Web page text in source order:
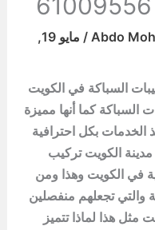
Abdo
/
مايو 19,
السباكة في الكويت
السباكة كما أنها مميزة
الخدمات بكل احترافية
الكويت تركيب
في الكويت وهذا ومن
والتي تجعلهم منفصلين
هذا لماذا تتميز